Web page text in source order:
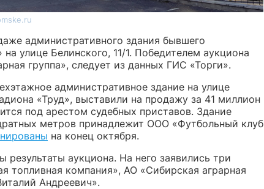
административного здания бывшего
улице Белинского, 11/1. Победителем аукциона
группа», следует из данных ГИС «Торги».
административное здание на улице
«Труд», выставили на продажу за 41 миллион
под арестом судебных приставов. Здание
метров принадлежит ООО «Футбольный клуб
на конец октября.
результаты аукциона. На него заявились три
топливная компания», АО «Сибирская аграрная
Андреевич».